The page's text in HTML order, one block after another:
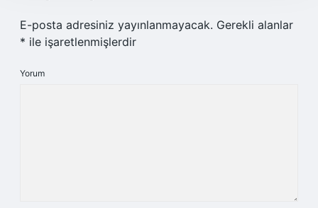
E-posta adresiniz yayınlanmayacak. Gerekli alanlar
* ile işaretlenmişlerdir
Yorum